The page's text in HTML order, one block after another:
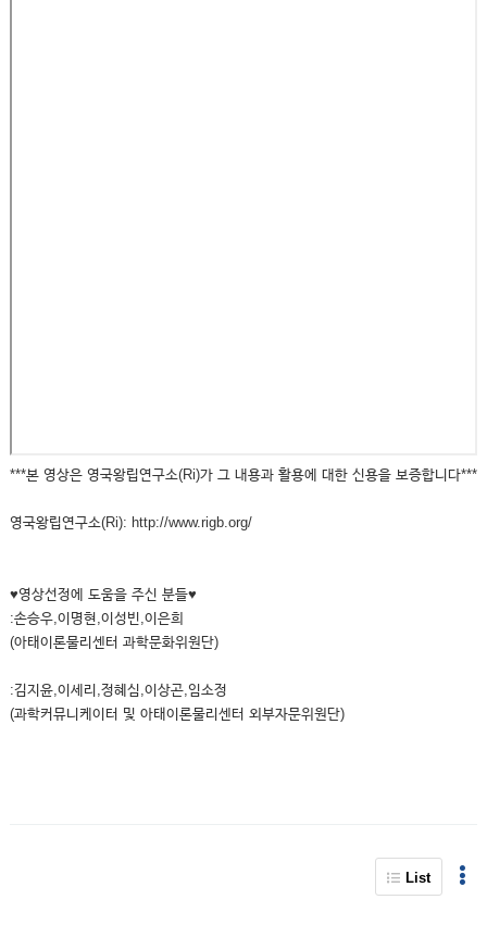
***본 영상은 영국왕립연구소(Ri)가 그 내용과 활용에 대한 신용을 보증합니다***
영국왕립연구소(Ri): http://www.rigb.org/
♥영상선정에 도움을 주신 분들♥
:손승우,이명현,이성빈,이은희
(아태이론물리센터 과학문화위원단)
:김지윤,이세리,정혜심,이상곤,임소정
(과학커뮤니케이터 및 아태이론물리센터 외부자문위원단)
List